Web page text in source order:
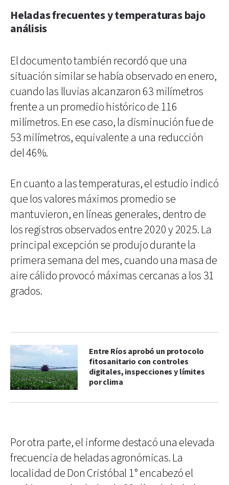
Heladas frecuentes y temperaturas bajo
análisis
El documento también recordó que una
situación similar se había observado en enero,
cuando las lluvias alcanzaron 63 milímetros
frente a un promedio histórico de 116
milímetros. En ese caso, la disminución fue de
53 milímetros, equivalente a una reducción
del 46%.
En cuanto a las temperaturas, el estudio indicó
que los valores máximos promedio se
mantuvieron, en líneas generales, dentro de
los registros observados entre 2020 y 2025. La
principal excepción se produjo durante la
primera semana del mes, cuando una masa de
aire cálido provocó máximas cercanas a los 31
grados.
Entre Ríos aprobó un protocolo
fitosanitario con controles
digitales, inspecciones y límites
por clima
Por otra parte, el informe destacó una elevada
frecuencia de heladas agronómicas. La
localidad de Don Cristóbal 1° encabezó el